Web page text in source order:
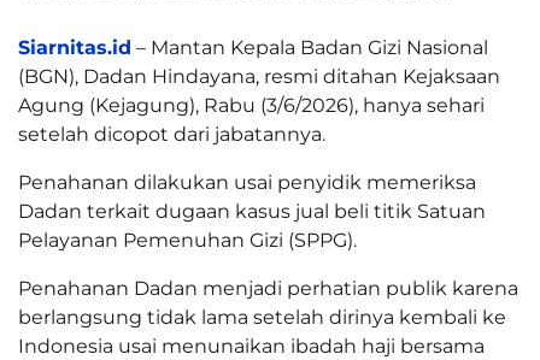
Siarnitas.id – Mantan Kepala Badan Gizi Nasional
(BGN), Dadan Hindayana, resmi ditahan Kejaksaan
Agung (Kejagung), Rabu (3/6/2026), hanya sehari
setelah dicopot dari jabatannya.
Penahanan dilakukan usai penyidik memeriksa
Dadan terkait dugaan kasus jual beli titik Satuan
Pelayanan Pemenuhan Gizi (SPPG).
Penahanan Dadan menjadi perhatian publik karena
berlangsung tidak lama setelah dirinya kembali ke
Indonesia usai menunaikan ibadah haji bersama